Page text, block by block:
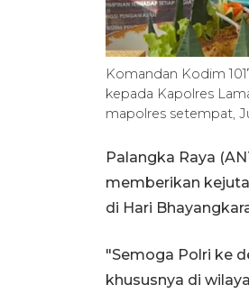
Komandan Kodim
kepada Kapolres
mapolres setempat,
Palangka Raya
memberikan
di Hari
"Semoga Polri ke
khususnya di